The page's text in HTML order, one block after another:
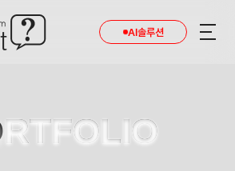
AI솔루션
RTFOLIO